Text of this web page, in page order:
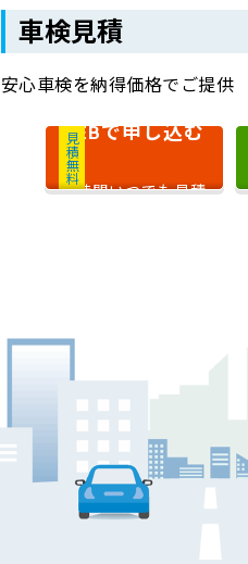
車検見積
安心車検を納得価格でご提供
見積無料
WEBで申し込む
24時間いつでも見積